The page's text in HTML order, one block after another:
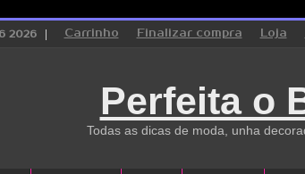
2026 Carrinho Finalizar compra Loja
Perfeita o
Todas as dicas de moda, unha